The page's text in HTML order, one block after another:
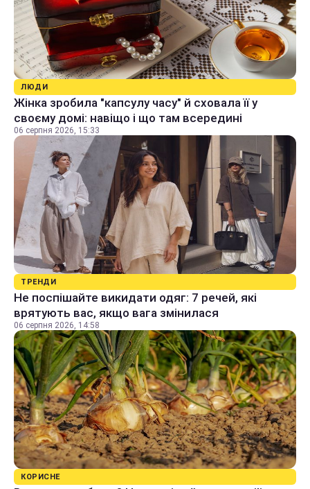
ЛЮДИ
Жінка зробила "капсулу часу" й сховала її у
своєму домі: навіщо і що там всередині
06 серпня 2026, 15:33
ТРЕНДИ
Не поспішайте викидати одяг: 7 речей, які
врятують вас, якщо вага змінилася
06 серпня 2026, 14:58
КОРИСНЕ